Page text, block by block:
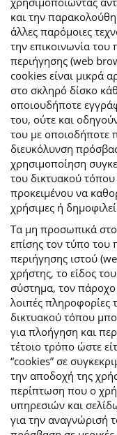
και την
άλλες παρόμοιες
την επικοινωνία
περιήγησης (web
cookies είναι μικρά
στο σκληρό δίσκο
οποιουδήποτε
του, ούτε και
του με οποιοδήποτε
διευκόλυνση
χρησιμοποίηση
του δικτυακού τόπου
προκειμένου να
χρήσιμες ή
Τα μη προσωπικά
επίσης τον τύπο του
περιήγησης ιστού
χρήστης, το είδος
σύστημα, τον πάροχο
λοιπές πληροφορίες
δικτυακού τόπου
για πλοήγηση και
τέτοιο τρόπο ώστε
“cookies” σε
την αποδοχή της
περίπτωση που ο
υπηρεσιών και
για την αναγνώρισή